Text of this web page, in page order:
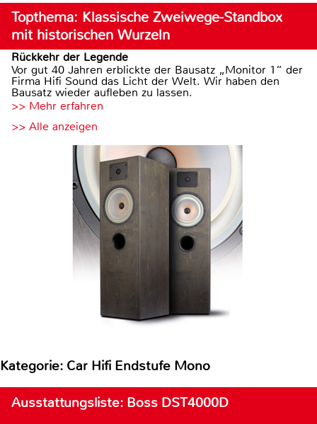
Topthema: Klassische Zweiwege-Standbox
mit historischen Wurzeln
Rückkehr der Legende
Vor gut 40 Jahren erblickte der Bausatz „Monitor 1“ der
Firma Hifi Sound das Licht der Welt. Wir haben den
Bausatz wieder aufleben zu lassen.
>> Mehr erfahren
>> Alle anzeigen
Kategorie: Car Hifi Endstufe Mono
Ausstattungsliste: Boss DST4000D